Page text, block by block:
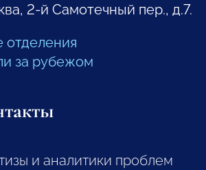
2-й Самотечный пер., д.7.
отделения
за рубежом
и аналитики проблем